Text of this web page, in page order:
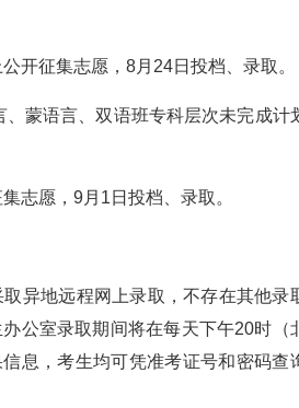
开征集志愿，8月24日投档、录取。
蒙语言、双语班专科层次未完成计
志愿，9月1日投档、录取。
异地远程网上录取，不存在其他录
公室录取期间将在每天下午20时（
息，考生均可凭准考证号和密码查